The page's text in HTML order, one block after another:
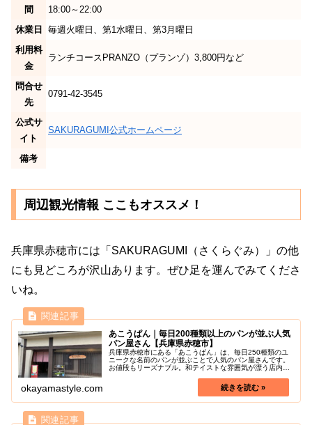
間
18:00～22:00
休業日
毎週火曜日、第1水曜日、第3月曜日
利用料
金
ランチコースPRANZO（プランゾ）3,800円など
問合せ
先
0791-42-3545
公式サ
イト
SAKURAGUMI公式ホームページ
備考
周辺観光情報 ここもオススメ！
兵庫県赤穂市には「SAKURAGUMI（さくらぐみ）」の他
にも見どころが沢山あります。ぜひ足を運んでみてくださ
いね。
あこうぱん｜毎日200種類以上のパンが並ぶ人気
パン屋さん【兵庫県赤穂市】
兵庫県赤穂市にある「あこうぱん」は、毎日250種類のユ
ニークな名前のパンが並ぶことで人気のパン屋さんです。
お値段もリーズナブル。和テイストな雰囲気が漂う店内に
okayamastyle.com